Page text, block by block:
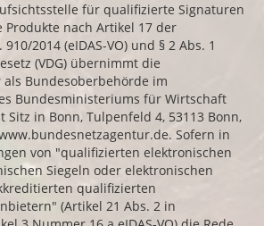
für qualifizierte Signaturen
nach Artikel 17 der
2014 (eIDAS-VO) und § 2 Abs. 1
(VDG) übernimmt die
Bundesoberbehörde im
Bundesministeriums für Wirtschaft
Sitz in Bonn, Tulpenfeld 4, 53113 Bonn,
. Sofern in
von "qualifizierten elektronischen
Siegeln oder elektronischen
qualifizierten
(Artikel 21 Abs. 2 in